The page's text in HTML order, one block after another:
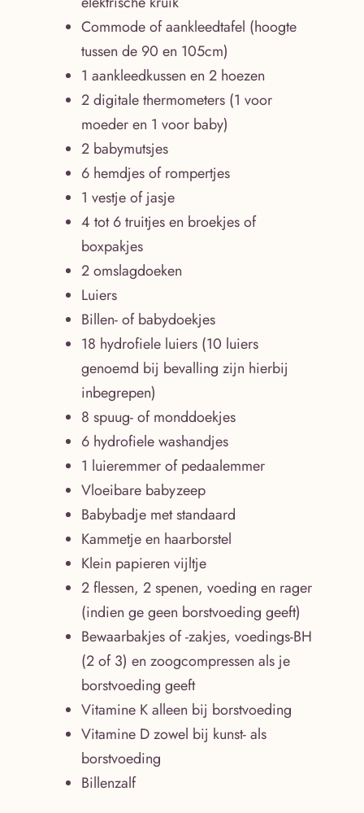
Commode of aankleedtafel (hoogte
tussen de 90 en 105cm)
1 aankleedkussen en 2 hoezen
2 digitale thermometers (1 voor
moeder en 1 voor baby)
2 babymutsjes
6 hemdjes of rompertjes
1 vestje of jasje
4 tot 6 truitjes en broekjes of
boxpakjes
2 omslagdoeken
Luiers
Billen- of babydoekjes
18 hydrofiele luiers (10 luiers
genoemd bij bevalling zijn hierbij
inbegrepen)
8 spuug- of monddoekjes
6 hydrofiele washandjes
1 luieremmer of pedaalemmer
Vloeibare babyzeep
Babybadje met standaard
Kammetje en haarborstel
Klein papieren vijltje
2 flessen, 2 spenen, voeding en rager
(indien ge geen borstvoeding geeft)
Bewaarbakjes of -zakjes, voedings-BH
(2 of 3) en zoogcompressen als je
borstvoeding geeft
Vitamine K alleen bij borstvoeding
Vitamine D zowel bij kunst- als
borstvoeding
Billenzalf